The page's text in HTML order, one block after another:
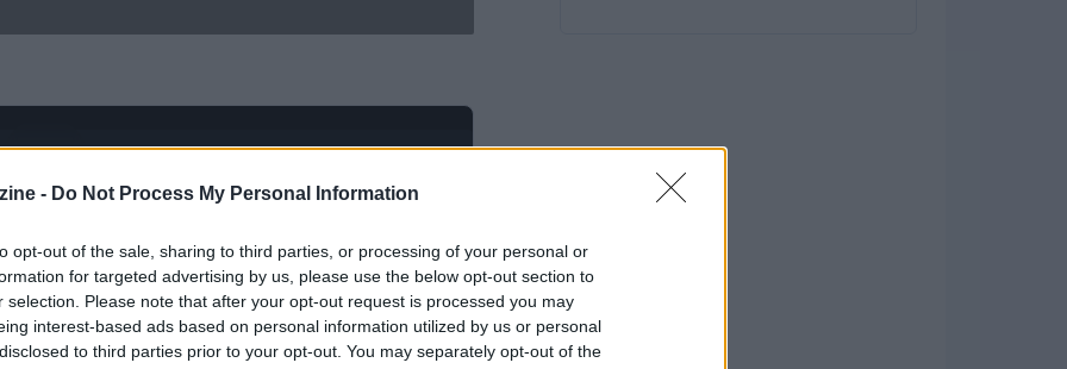
- Do Not Process My Personal Information
opt-out of the sale, sharing to third parties, or processing of your personal or
for targeted advertising by us, please use the below opt-out section to
selection. Please note that after your opt-out request is processed you may
interest-based ads based on personal information utilized by us or personal
to third parties prior to your opt-out. You may separately opt-out of the